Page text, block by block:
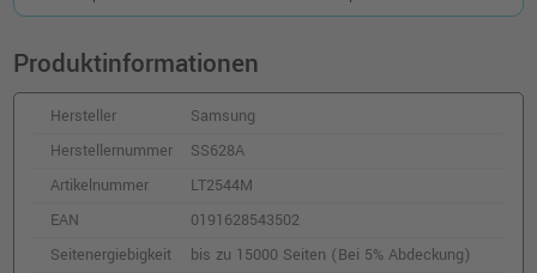
Produktinformationen
Hersteller
Samsung
Herstellernummer
SS628A
Artikelnummer
LT2544M
EAN
0191628543502
Seitenergiebigkeit
bis zu 15000 Seiten (Bei 5% Abdeckung)